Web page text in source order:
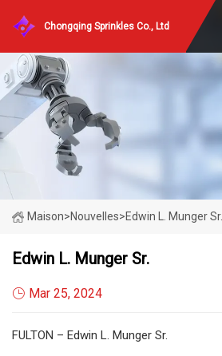
Chongqing Sprinkles Co., Ltd
Maison>Nouvelles>Edwin L. Munger Sr.
Edwin L. Munger Sr.
Mar 25, 2024
FULTON – Edwin L. Munger Sr.